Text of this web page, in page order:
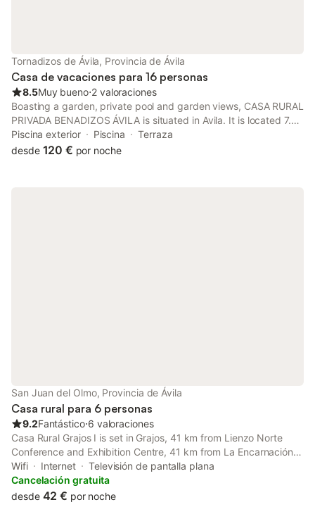
Tornadizos de Ávila, Provincia de Ávila
Casa de vacaciones para 16 personas
8.5Muy bueno⋅2 valoraciones
Boasting a garden, private pool and garden views, CASA RURAL
PRIVADA BENADIZOS ÁVILA is situated in Avila. It is located 7.4
km from The Polytechnic School of Avila and features private
check-in and check-out. The property is non-smoking and is
Piscina exterior Piscina
Terraza
desde 120 € por noche
San Juan del Olmo, Provincia de Ávila
Casa rural para 6 personas
9.2Fantástico⋅6 valoraciones
Casa Rural Grajos I is set in Grajos, 41 km from Lienzo Norte
Conference and Exhibition Centre, 41 km from La Encarnación
Monastery, and 41 km from Incarnation Convent.
Wifi Internet
Televisión de pantalla plana
Cancelación gratuita
desde 42 € por noche